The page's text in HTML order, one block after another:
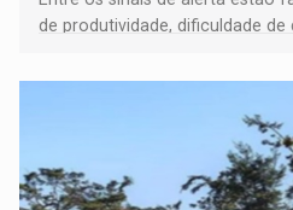
de produtividade, dificuldade